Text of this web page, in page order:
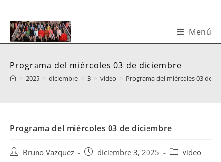
contenido
Menú
Programa del miércoles 03 de diciembre
> 2025 > diciembre > 3 > video > Programa del miércoles 03 de
Programa del miércoles 03 de diciembre
AutorBruno Vazquez
Publicación
diciembre 3, 2025
Categoría
video